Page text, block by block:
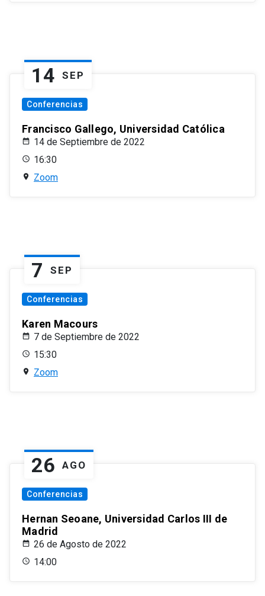
14 SEP
Conferencias
Francisco Gallego, Universidad Católica
14 de Septiembre de 2022
16:30
Zoom
7 SEP
Conferencias
Karen Macours
7 de Septiembre de 2022
15:30
Zoom
26 AGO
Conferencias
Hernan Seoane, Universidad Carlos III de
Madrid
26 de Agosto de 2022
14:00